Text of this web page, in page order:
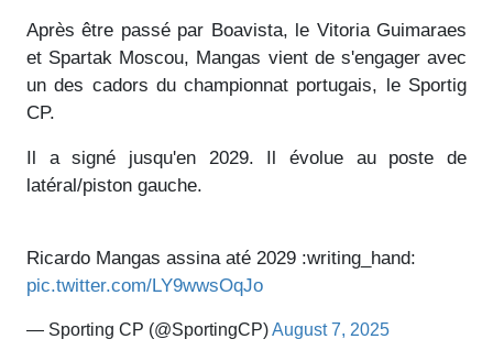
Après être passé par Boavista, le Vitoria Guimaraes
et Spartak Moscou, Mangas vient de s'engager avec
un des cadors du championnat portugais, le Sportig
CP.
Il a signé jusqu'en 2029. Il évolue au poste de
latéral/piston gauche.
Ricardo Mangas assina até 2029 :writing_hand:️
pic.twitter.com/LY9wwsOqJo
— Sporting CP (@SportingCP)August 7, 2025